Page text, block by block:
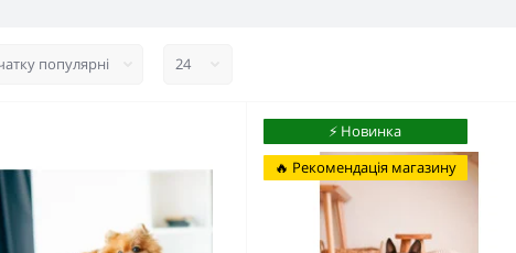
⚡️ Новинка
🔥 Рекомендація магазину